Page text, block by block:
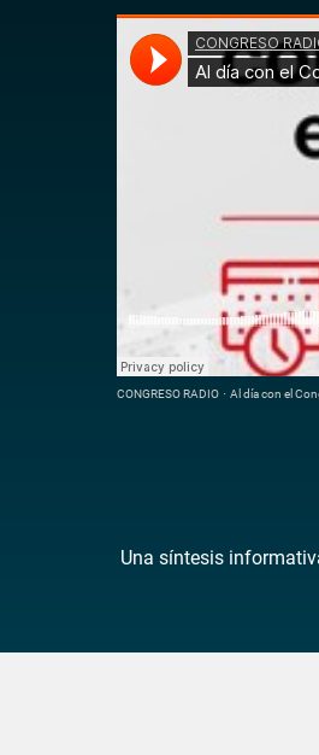
CONGRESO RADIO · Al día con el
Una síntesis